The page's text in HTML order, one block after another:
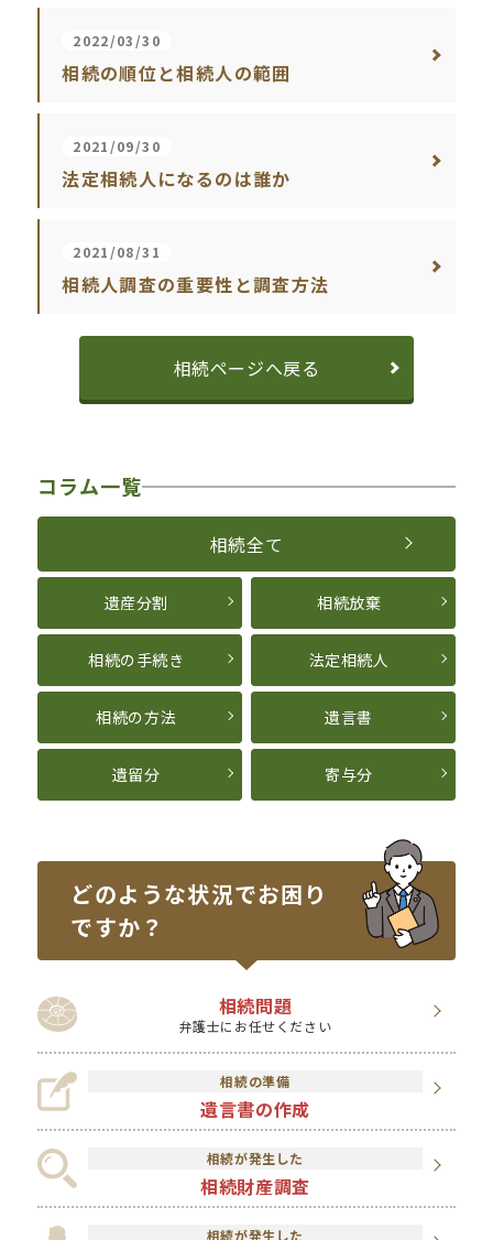
2022/03/30
相続の順位と相続人の範囲
2021/09/30
法定相続人になるのは誰か
2021/08/31
相続人調査の重要性と調査方法
相続ページへ戻る
コラム一覧
相続全て
遺産分割 相続放棄
相続の手続き 法定相続人
相続の方法 遺言書
遺留分 寄与分
どのような状況でお困り
ですか？
相続問題
弁護士にお任せください
相続の準備
遺言書の作成
相続が発生した
相続財産調査
相続が発生した